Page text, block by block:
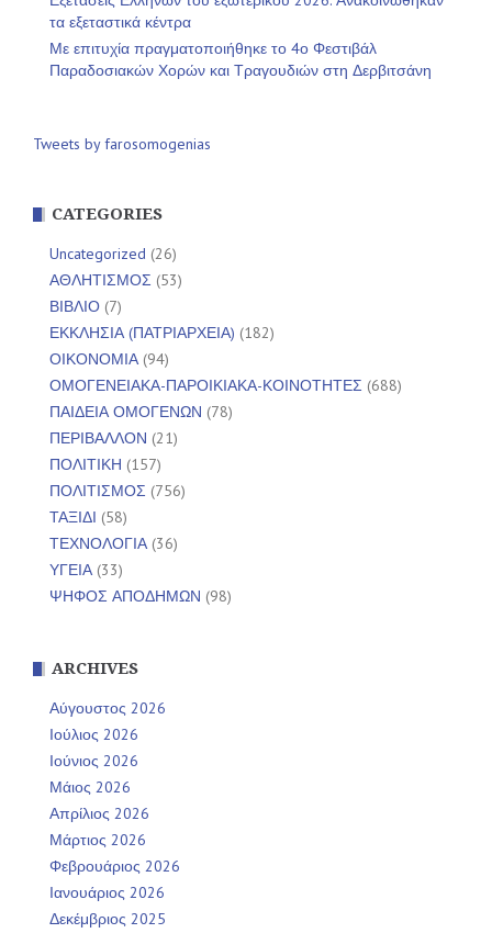
τα εξεταστικά κέντρα
Με επιτυχία πραγματοποιήθηκε το 4ο Φεστιβάλ
Παραδοσιακών Χορών και Τραγουδιών στη Δερβιτσάνη
Tweets by farosomogenias
CATEGORIES
Uncategorized (26)
ΑΘΛΗΤΙΣΜΟΣ (53)
ΒΙΒΛΙΟ (7)
ΕΚΚΛΗΣΙΑ (ΠΑΤΡΙΑΡΧΕΙΑ) (182)
ΟΙΚΟΝΟΜΙΑ(94)
ΟΜΟΓΕΝΕΙΑΚΑ-ΠΑΡΟΙΚΙΑΚΑ-ΚΟΙΝΟΤΗΤΕΣ (688)
ΠΑΙΔΕΙΑ ΟΜΟΓΕΝΩΝ (78)
ΠΕΡΙΒΑΛΛΟΝ (21)
ΠΟΛΙΤΙΚΗ (157)
ΠΟΛΙΤΙΣΜΟΣ (756)
ΤΑΞΙΔΙ (58)
ΤΕΧΝΟΛΟΓΙΑ(36)
ΥΓΕΙΑ(33)
ΨΗΦΟΣ ΑΠΟΔΗΜΩΝ (98)
ARCHIVES
Αύγουστος 2026
Ιούλιος 2026
Ιούνιος 2026
Μάιος 2026
Απρίλιος 2026
Μάρτιος 2026
Φεβρουάριος 2026
Ιανουάριος 2026
Δεκέμβριος 2025